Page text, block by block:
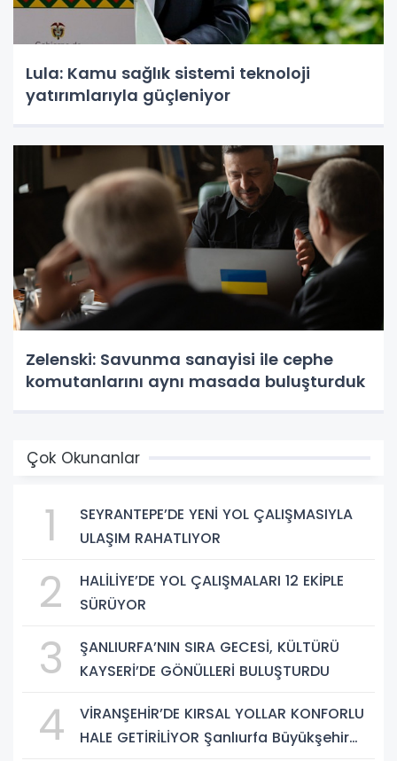
Lula: Kamu sağlık sistemi teknoloji
yatırımlarıyla güçleniyor
Zelenski: Savunma sanayisi ile cephe
komutanlarını aynı masada buluşturduk
Çok Okunanlar
1
SEYRANTEPE’DE YENİ YOL ÇALIŞMASIYLA
ULAŞIM RAHATLIYOR
2
HALİLİYE’DE YOL ÇALIŞMALARI 12 EKİPLE
SÜRÜYOR
3
ŞANLIURFA’NIN SIRA GECESİ, KÜLTÜRÜ
KAYSERİ’DE GÖNÜLLERİ BULUŞTURDU
4
VİRANŞEHİR’DE KIRSAL YOLLAR KONFORLU
HALE GETİRİLİYOR Şanlıurfa Büyükşehir